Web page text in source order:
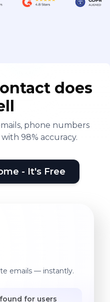
does
phone numbers
98% accuracy.
- It's Free
emails — instantly.
for users